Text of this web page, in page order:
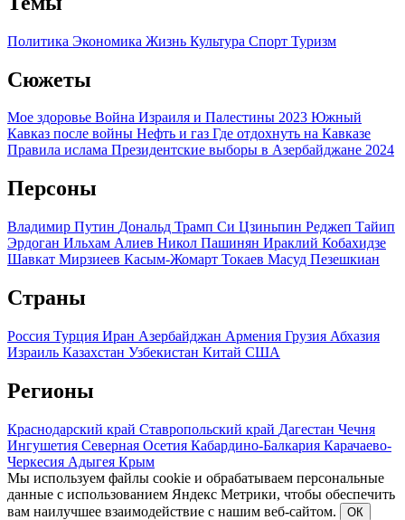
Политика Экономика Жизнь Культура Спорт Туризм
Сюжеты
Мое здоровье Война Израиля и Палестины 2023 Южный
Кавказ после войны Нефть и газ Где отдохнуть на Кавказе
Правила ислама Президентские выборы в Азербайджане 2024
Персоны
Владимир Путин Дональд Трамп Си Цзиньпин Реджеп Тайип
Эрдоган Ильхам Алиев Никол Пашинян Ираклий Кобахидзе
Шавкат Мирзиеев Касым-Жомарт Токаев Масуд Пезешкиан
Страны
Россия Турция Иран Азербайджан Армения Грузия Абхазия
Израиль Казахстан Узбекистан Китай США
Регионы
Краснодарский край Ставропольский край Дагестан Чечня
Ингушетия Северная Осетия Кабардино-Балкария Карачаево-
Черкесия Адыгея Крым
Мы используем файлы cookie и обрабатываем персональные
данные с использованием Яндекс Метрики, чтобы обеспечить
вам наилучшее взаимодействие с нашим веб-сайтом.
ОК